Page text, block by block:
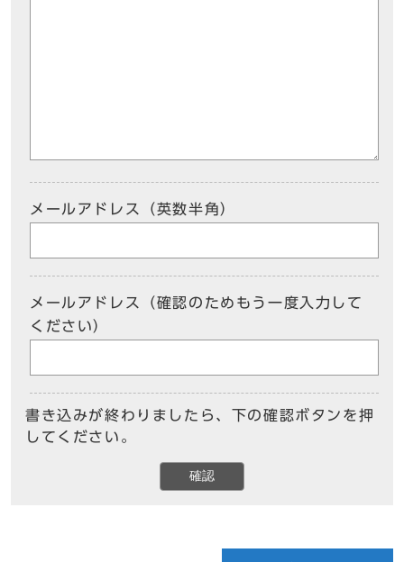
メールアドレス（英数半角）
メールアドレス（確認のためもう一度入力して
ください）
書き込みが終わりましたら、下の確認ボタンを押
してください。
確認